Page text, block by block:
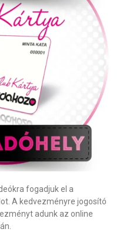
fogadjuk el a
A kedvezményre jogosító
adunk az online